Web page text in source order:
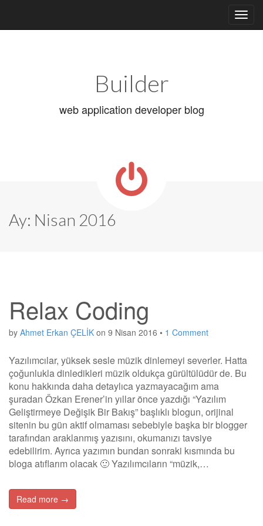
Builder
web application developer blog
Ay: Nisan 2016
Relax Coding
by Ahmet Erkan ÇELİK on 9 Nisan 2016 • 1 Comment
Yazılımcılar, yüksek sesle müzik dinlemeyi severler. Hatta
çoğunlukla dinledikleri müzik oldukça gürültülüdür de. Bu
konu hakkında daha detaylıca yazmayacağım ama
şuradan Özkan Erener’in yıllar önce yazdığı “Yazılım
Geliştirmeye Değişik Bir Bakış” başlıklı blogun, orijinal
sitenin bu gün aktif olmaması sebebiyle başka bir blogger
tarafından araklanmış yazısını, okumanızı tavsiye
edebilirim. Ayrıca yazımın bundan sonraki kısmında bu
bloga atıflarım olacak 🙂 Yazılımcıların “müzik,…
Read more →